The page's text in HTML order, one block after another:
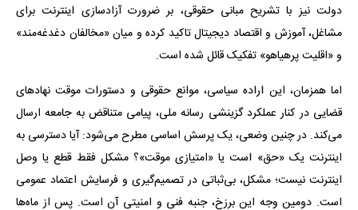
دولت نیز با تشریح مبانی حقوقی، بر ضرورت آزادسازی اینترنت برای
مشاغل، آموزش و اقتصاد دیجیتال تاکید کرده و میان «مخالفان دغدغه‌مند»
و «اقلیت پرهیاهو» تفکیک قائل شده است.
اما همزمان، این اراده سیاسی، موانع حقوقی و دستورات موقت نهادهای
قضایی در کنار عملکرد گزینشی رسانه ملی، پیامی متناقض به جامعه ارسال
می‌کند. در چنین وضعی، یک پرسش اساسی مطرح می‌شود: آیا دسترسی به
اینترنت یک «حق» است یا «امتیازی موقت»؟ مشکل فقط قطع یا وصل
اینترنت نیست؛ مشکل، بی‌ثباتی در تصمیم‌گیری و فرسایش اعتماد عمومی
است. دومین وجه این برزخ، جنبه فنی و امنیتی آن است. پس از ماه‌ها